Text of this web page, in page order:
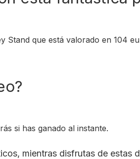
Stand que está valorado en 104
si has ganado al instante.
mientras disfrutas de estas